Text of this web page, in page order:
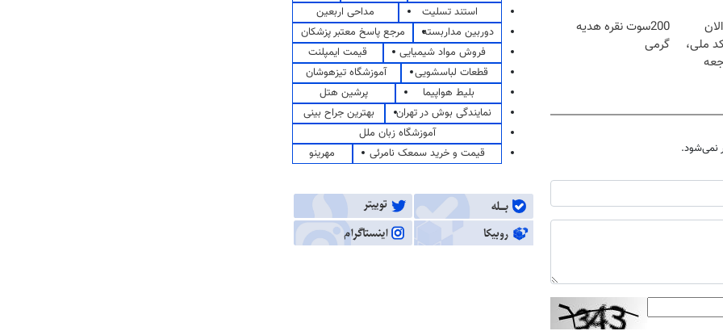
ملی،
200سوت نقره هدیه
گرمی
نمی‌شود.
استند تسلیت
مداحی اربعین
دوربین مداربسته
مرجع پاسخ معتبر پزشکان
فروش مواد شیمیایی
قیمت ایمپلنت
قطعات لباسشویی
آموزشگاه تیزهوشان
بلیط هواپیما
پرشین هتل
نمایندگی بوش در تهران
بهترین جراح بینی
آموزشگاه زبان ملل
قیمت و خرید سمعک نامرئی
مهرینو